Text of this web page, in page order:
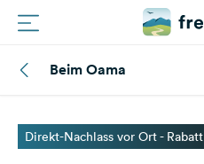
Plätze
Beim Oama
Direkt-Nachlass vor Ort - Rabatt